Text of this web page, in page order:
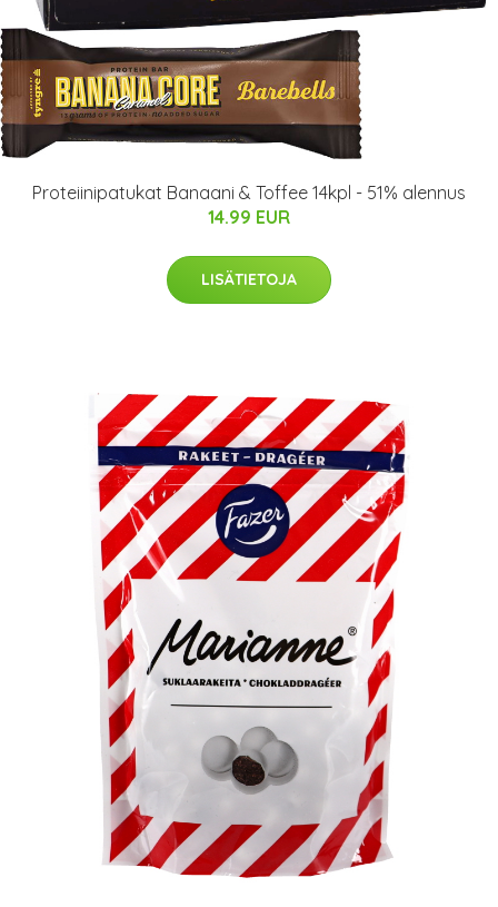
Proteiinipatukat Banaani & Toffee 14kpl - 51% alennus
14.99 EUR
LISÄTIETOJA